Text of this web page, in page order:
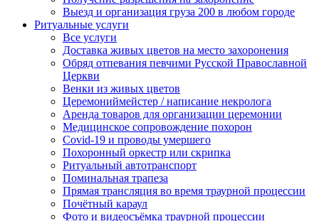
Выезд и организация груза 200 в любом городе
Ритуальные услуги
Все услуги
Доставка живых цветов на место захоронения
Обряд отпевания певчими Русской Православной
Церкви
Венки из живых цветов
Церемониймейстер / написание некролога
Аренда товаров для организации церемонии
Медицинское сопровождение похорон
Covid-19 и проводы умершего
Похоронный оркестр или скрипка
Ритуальный автотранспорт
Поминальная трапеза
Прямая трансляция во время траурной процессии
Почётный караул
Фото и видеосъёмка траурной процессии